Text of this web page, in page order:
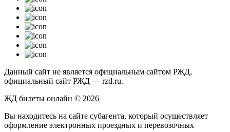
Данный сайт не является официальным сайтом РЖД,
официальный сайт РЖД — rzd.ru.
ЖД билеты онлайн © 2026
Вы находитесь на сайте субагента, который осуществляет
оформление электронных проездных и перевозочных